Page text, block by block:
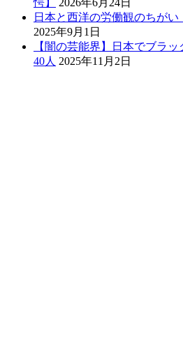
愕】
2026年6月24日
日本と西洋の労働観のちが
2025年9月1日
【闇の芸能界】日本でブラ
40人 2025年11月2日